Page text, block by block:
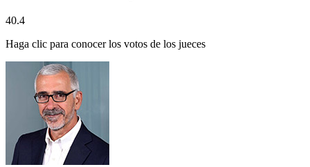
40.4
Haga clic para conocer los votos de los jueces